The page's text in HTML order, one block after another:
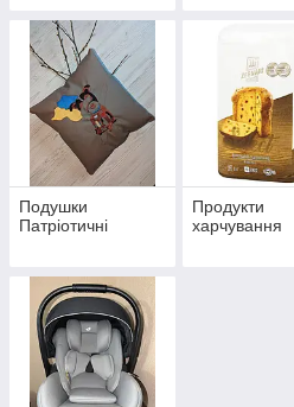
ВІДОМІ БРЕНДИ,
СУПЕР ЯКІСТЬ!
Подушки
Патріотичні
Продукти
харчування